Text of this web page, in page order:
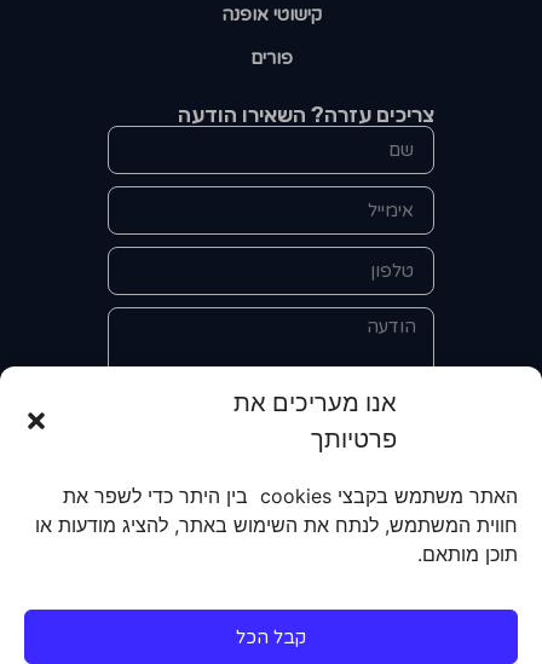
אנו מעריכים את
פרטיותך
האתר משתמש בקבצי cookies בין היתר כדי לשפר את
חווית המשתמש, לנתח את השימוש באתר, להציג מודעות או
תוכן מותאם.
קבל הכל
קישוטי אופנה
פורים
צריכים עזרה? השאירו הודעה
אני מאשר/ת את מסירת הפרטים
קבלת מידע על מוצרים, שירותים, מועדון
לקוחות. אני מודע/ת שאוכל לבטל את
הרישום שלי בכל עת ושעל מסירת הפרטים